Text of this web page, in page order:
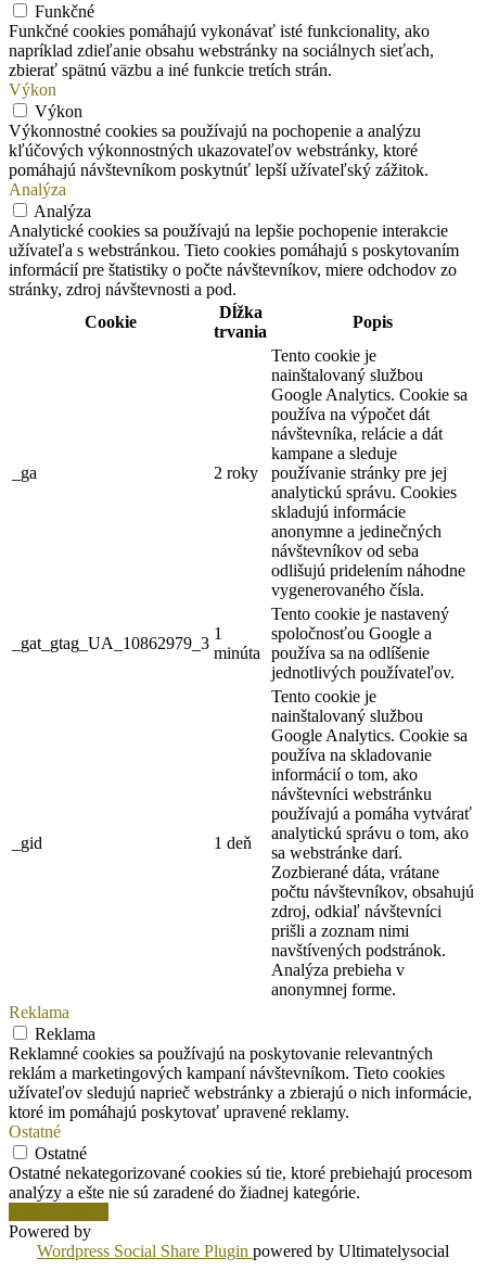
Funkčné
Funkčné cookies pomáhajú vykonávať isté funkcionality, ako
napríklad zdieľanie obsahu webstránky na sociálnych sieťach,
zbierať spätnú väzbu a iné funkcie tretích strán.
Výkon
Výkon
Výkonnostné cookies sa používajú na pochopenie a analýzu
kľúčových výkonnostných ukazovateľov webstránky, ktoré
pomáhajú návštevníkom poskytnúť lepší užívateľský zážitok.
Analýza
Analýza
Analytické cookies sa používajú na lepšie pochopenie interakcie
užívateľa s webstránkou. Tieto cookies pomáhajú s poskytovaním
informácií pre štatistiky o počte návštevníkov, miere odchodov zo
stránky, zdroj návštevnosti a pod.
Cookie
Dĺžka
trvania
Popis
_ga 2 roky
Tento cookie je
nainštalovaný službou
Google Analytics. Cookie sa
používa na výpočet dát
návštevníka, relácie a dát
kampane a sleduje
používanie stránky pre jej
analytickú správu. Cookies
skladujú informácie
anonymne a jedinečných
návštevníkov od seba
odlišujú pridelením náhodne
vygenerovaného čísla.
_gat_gtag_UA_10862979_3
1
minúta
Tento cookie je nastavený
spoločnosťou Google a
používa sa na odlíšenie
jednotlivých používateľov.
_gid 1 deň
Tento cookie je
nainštalovaný službou
Google Analytics. Cookie sa
používa na skladovanie
informácií o tom, ako
návštevníci webstránku
používajú a pomáha vytvárať
analytickú správu o tom, ako
sa webstránke darí.
Zozbierané dáta, vrátane
počtu návštevníkov, obsahujú
zdroj, odkiaľ návštevníci
prišli a zoznam nimi
navštívených podstránok.
Analýza prebieha v
anonymnej forme.
Reklama
Reklama
Reklamné cookies sa používajú na poskytovanie relevantných
reklám a marketingových kampaní návštevníkom. Tieto cookies
užívateľov sledujú naprieč webstránky a zbierajú o nich informácie,
ktoré im pomáhajú poskytovať upravené reklamy.
Ostatné
Ostatné
Ostatné nekategorizované cookies sú tie, ktoré prebiehajú procesom
analýzy a ešte nie sú zaradené do žiadnej kategórie.
Powered by
Wordpress Social Share Plugin powered by Ultimatelysocial